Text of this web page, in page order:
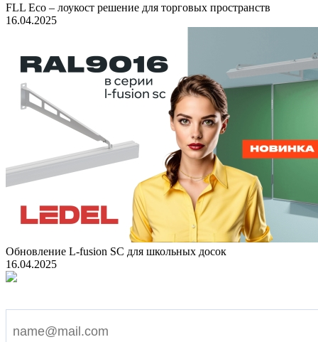
FLL Eco – лоукост решение для торговых пространств
16.04.2025
Обновление L-fusion SC для школьных досок
16.04.2025